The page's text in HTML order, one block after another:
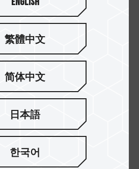
内部实验室，仅供参考。
格的权利，恕不另行通知。
繁體中文
简体中文
日本語
한국어